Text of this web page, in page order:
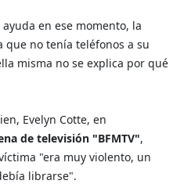
en ese momento, la
que no tenía teléfonos a su
misma no se explica por qué
Evelyn Cotte, en
de televisión "BFMTV",
"era muy violento, un
librarse".